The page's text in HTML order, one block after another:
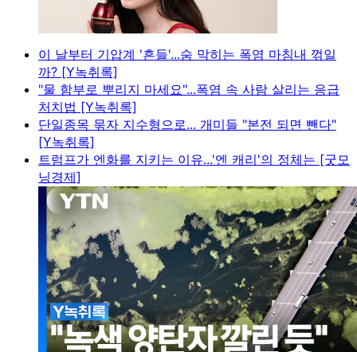
이 날부터 기압계 '흔들'...숨 막히는 폭염 마침내 꺾일
까? [Y녹취록]
"물 함부로 뿌리지 마세요"...폭염 속 사람 살리는 응급
처치법 [Y녹취록]
단일종목 묶자 지수형으로... 개미들 "본전 되면 뺀다"
[Y녹취록]
트럼프가 엔화를 지키는 이유...'엔 캐리'의 정체는 [굿모
닝경제]